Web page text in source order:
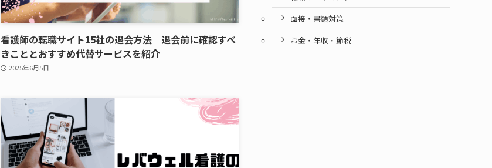
看護師の転職サイト15社の退会方法｜退会前に確認すべ
きこととおすすめ代替サービスを紹介
2025年6月5日
面接・書類対策
お金・年収・節税